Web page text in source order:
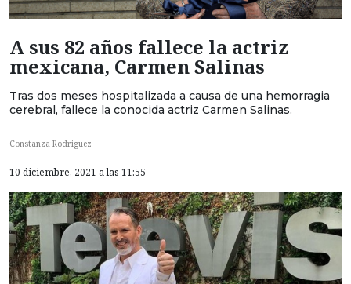
A sus 82 años fallece la actriz
mexicana, Carmen Salinas
Tras dos meses hospitalizada a causa de una hemorragia
cerebral, fallece la conocida actriz Carmen Salinas.
Constanza Rodriguez
10 diciembre, 2021 a las 11:55